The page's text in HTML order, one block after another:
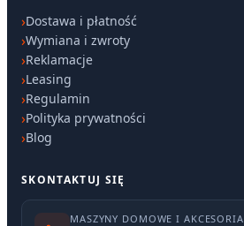
Dostawa i płatność
Wymiana i zwroty
Reklamacje
Leasing
Regulamin
Polityka prywatności
Blog
SKONTAKTUJ SIĘ
MASZYNY DOMOWE I AKCESORIA